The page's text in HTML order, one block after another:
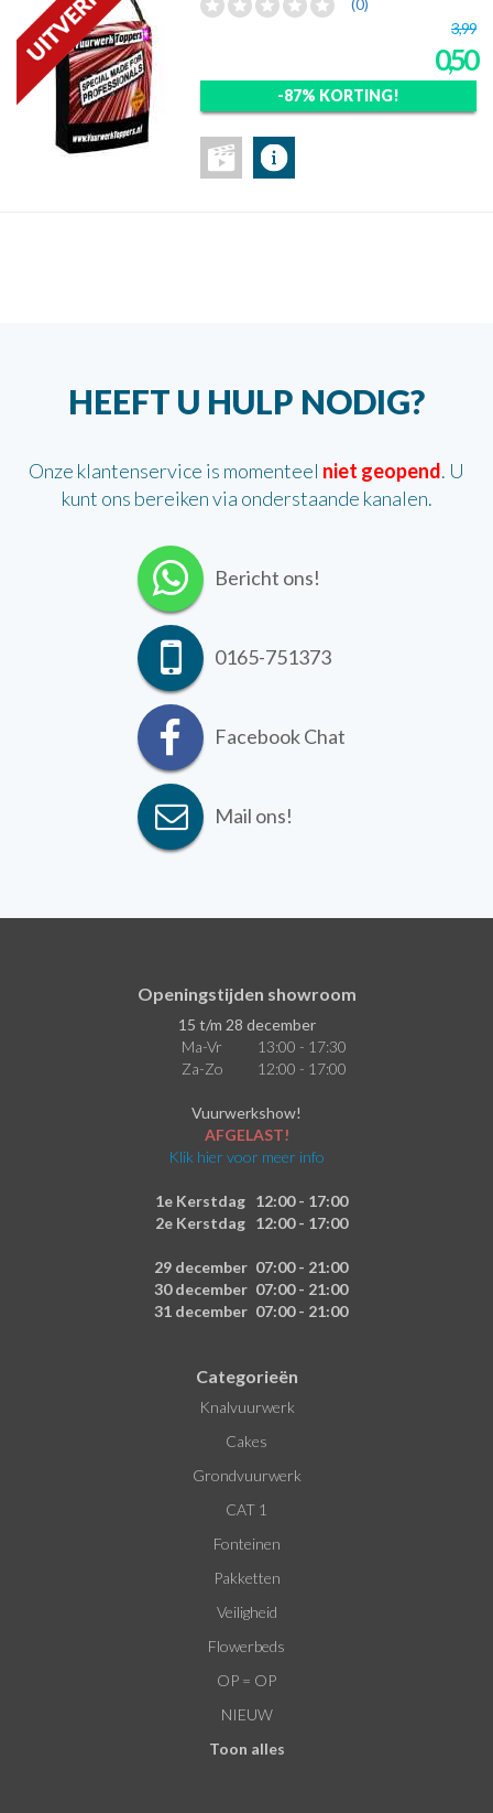
3,99
0,50
-87% KORTING!
HEEFT U HULP NODIG?
Onze klantenservice is momenteel niet geopend. U
kunt ons bereiken via onderstaande kanalen.
Bericht ons!
0165-751373
Facebook Chat
Mail ons!
Openingstijden showroom
15 t/m 28 december
Ma-Vr
13:00 - 17:30
Za-Zo
12:00 - 17:00
Vuurwerkshow!
AFGELAST!
Klik hier voor meer info
1e Kerstdag 12:00 - 17:00
2e Kerstdag 12:00 - 17:00
29 december 07:00 - 21:00
30 december 07:00 - 21:00
31 december 07:00 - 21:00
Categorieën
Knalvuurwerk
Cakes
Grondvuurwerk
CAT 1
Fonteinen
Pakketten
Veiligheid
Flowerbeds
OP = OP
NIEUW
Toon alles